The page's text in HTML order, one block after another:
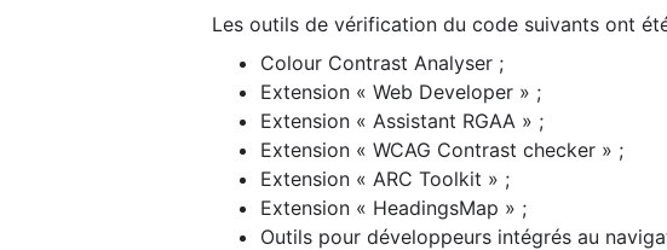
Les outils de vérification du code suivants ont
Colour Contrast Analyser ;
Extension « Web Developer » ;
Extension « Assistant RGAA » ;
Extension « WCAG Contrast checker » ;
Extension « ARC Toolkit » ;
Extension « HeadingsMap » ;
Outils pour développeurs intégrés au